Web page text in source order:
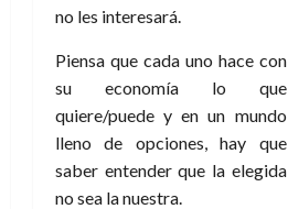
no les interesará.
Piensa que cada uno hace con
su economía lo que
quiere/puede y en un mundo
lleno de opciones, hay que
saber entender que la elegida
no sea la nuestra.